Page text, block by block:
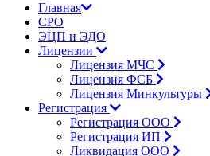
Главная
СРО
ЭЦП и ЭДО
Лицензии
Лицензия МЧС
Лицензия ФСБ
Лицензия Минкультуры
Регистрация
Регистрация ООО
Регистрация ИП
Ликвидация ООО